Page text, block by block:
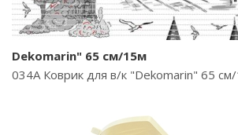
Dekomarin" 65 см/15м
034A Коврик для в/к "Dekomarin" 65